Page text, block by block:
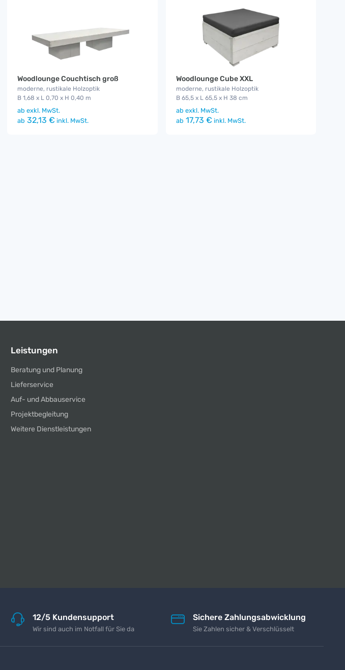
Woodlounge Couchtisch groß
moderne, rustikale Holzoptik
B 1,68 x L 0,70 x H 0,40 m
ab exkl. MwSt.
ab 32,13 € inkl. MwSt.
Woodlounge Cube XXL
moderne, rustikale Holzoptik
B 65,5 x L 65,5 x H 38 cm
ab exkl. MwSt.
ab 17,73 € inkl. MwSt.
Leistungen
Beratung und Planung
Lieferservice
Auf- und Abbauservice
Projektbegleitung
Weitere Dienstleistungen
12/5 Kundensupport
Wir sind auch im Notfall für Sie da
Sichere Zahlungsabwicklung
Sie Zahlen sicher & Verschlüsselt